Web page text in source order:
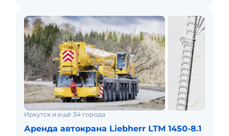
Иркутск и ещё 34 города
Аренда автокрана Liebherr LTM 1450-8.1